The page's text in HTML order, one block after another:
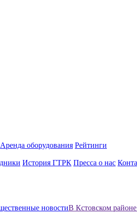
Аренда оборудования Рейтинги
История ГТРК Пресса о нас
новостиВ Кстовском